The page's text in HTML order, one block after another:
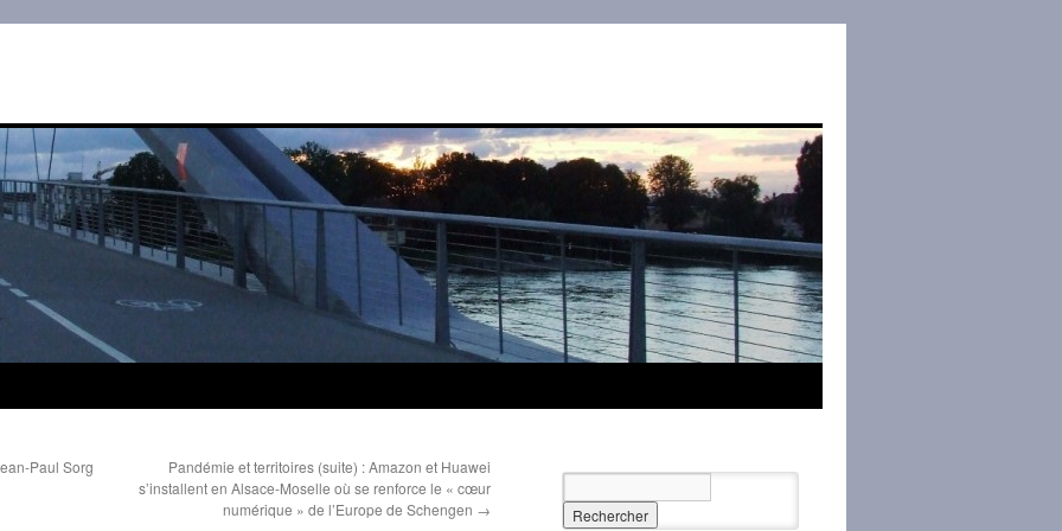
Paul Sorg
Pandémie et territoires (suite) : Amazon et Huawei
s’installent en Alsace-Moselle où se renforce le « cœur
numérique » de l’Europe de Schengen →